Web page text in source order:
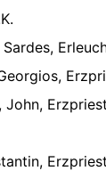
John,